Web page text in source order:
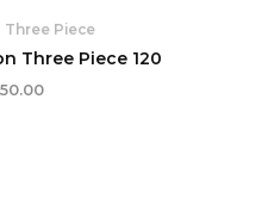
Piece
Three Piece 120